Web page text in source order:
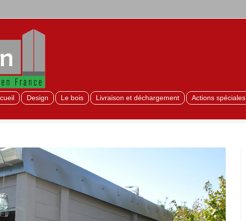
Design Le bois Livraison et déchargement Actions spéciales